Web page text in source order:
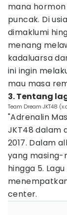
mana
puncak. Di
dimaklumi
menang
kadaluarsa
ini ingin
mau masa
3. Tentang
Team Dream JKT48
"Adrenalin
JKT48 dalam
2017. Dalam
yang masing-
hingga 5.
center.